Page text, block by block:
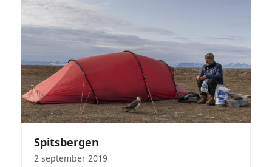
Spitsbergen
2 september 2019